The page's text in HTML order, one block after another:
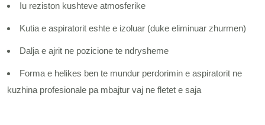
Iu reziston kushteve atmosferike
Kutia e aspiratorit eshte e izoluar (duke eliminuar zhurmen)
Dalja e ajrit ne pozicione te ndrysheme
Forma e helikes ben te mundur perdorimin e aspiratorit ne
kuzhina profesionale pa mbajtur vaj ne fletet e saja